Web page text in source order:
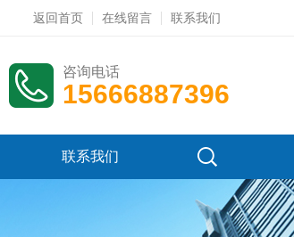
返回首页 在线留言 联系我们
咨询电话
15666887396
联系我们